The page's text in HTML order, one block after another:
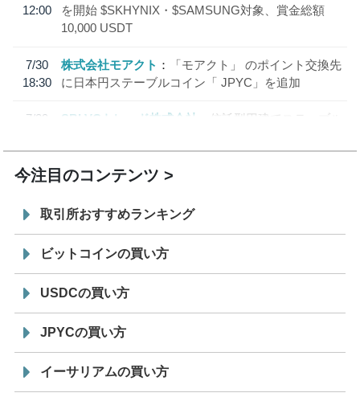
12:00
を開始 $SKHYNIX・$SAMSUNG対象、賞金総額
10,000 USDT
7/30
18:30
株式会社モアクト
「モアクト」 のポイント交換先
に日本円ステーブルコイン「 JPYC」を追加
7/29
SBI VCトレード株式会社
信託型円建てステーブル
今注目のコンテンツ
取引所おすすめランキング
ビットコインの買い方
USDCの買い方
JPYCの買い方
イーサリアムの買い方